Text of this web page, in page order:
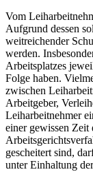
Vom
Aufgrund dessen
weitreichender
werden.
Arbeitsplatzes
Folge haben.
zwischen
Arbeitgeber,
Leiharbeitnehmer
einer gewissen Zeit
gescheitert sind,
unter Einhaltung